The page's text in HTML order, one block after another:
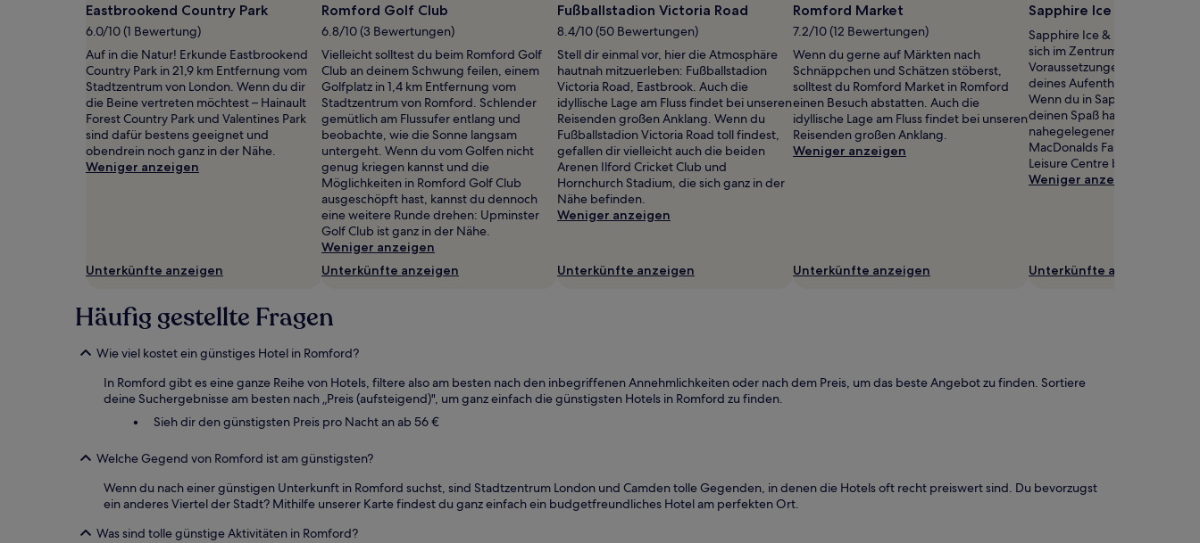
einen
Aufenthalt
mit
1 Übernachtung
von
2 Erwachsenen
gefunden
wurde.
Preise
und
Verfügbarkeiten
zusätzliche
Eastbrookend Country Park
6.0/10 (1 Bewertung)
Auf in die Natur! Erkunde Eastbrookend
Country Park in 21,9 km Entfernung vom
Stadtzentrum von London. Wenn du dir
die Beine vertreten möchtest – Hainault
Forest Country Park und Valentines Park
sind dafür bestens geeignet und
obendrein noch ganz in der Nähe.
Weniger anzeigen
Unterkünfte anzeigen
Romford Golf Club
6.8/10 (3 Bewertungen)
Vielleicht solltest du beim Romford Golf
Club an deinem Schwung feilen, einem
Golfplatz in 1,4 km Entfernung vom
Stadtzentrum von Romford. Schlender
gemütlich am Flussufer entlang und
beobachte, wie die Sonne langsam
untergeht. Wenn du vom Golfen nicht
genug kriegen kannst und die
Möglichkeiten in Romford Golf Club
ausgeschöpft hast, kannst du dennoch
eine weitere Runde drehen: Upminster
Golf Club ist ganz in der Nähe.
Weniger anzeigen
Unterkünfte anzeigen
Fußballstadion Victoria Road
8.4/10 (50 Bewertungen)
Stell dir einmal vor, hier die Atmosphäre
hautnah mitzuerleben: Fußballstadion
Victoria Road, Eastbrook. Auch die
idyllische Lage am Fluss findet bei unseren
Reisenden großen Anklang. Wenn du
Fußballstadion Victoria Road toll findest,
gefallen dir vielleicht auch die beiden
Arenen Ilford Cricket Club und
Hornchurch Stadium, die sich ganz in der
Nähe befinden.
Weniger anzeigen
Unterkünfte anzeigen
Romford Market
7.2/10 (12 Bewertungen)
Wenn du gerne auf Märkten nach
Schnäppchen und Schätzen stöberst,
solltest du Romford Market in Romford
einen Besuch abstatten. Auch die
idyllische Lage am Fluss findet bei unseren
Reisenden großen Anklang.
Weniger anzeigen
Unterkünfte anzeigen
Sapphire Ice & Leisure
Sapphire Ice & Leisure
sich im Zentrum von Romford.
Voraussetzungen also, um
deines Aufenthalts hier
Wenn du in Sapphire Ice &
deinen Spaß hattest, werden
nahegelegenen Attraktionen
MacDonalds Farm und
Leisure Centre begeistern.
Weniger anzeigen
Unterkünfte anzeigen
Häufig gestellte Fragen
Wie viel kostet ein günstiges Hotel in Romford?
In Romford gibt es eine ganze Reihe von Hotels, filtere also am besten nach den inbegriffenen Annehmlichkeiten oder nach dem Preis, um das beste Angebot zu finden. Sortiere
deine Suchergebnisse am besten nach „Preis (aufsteigend)", um ganz einfach die günstigsten Hotels in Romford zu finden.
Sieh dir den günstigsten Preis pro Nacht an ab 56 €
Welche Gegend von Romford ist am günstigsten?
Wenn du nach einer günstigen Unterkunft in Romford suchst, sind Stadtzentrum London und Camden tolle Gegenden, in denen die Hotels oft recht preiswert sind. Du bevorzugst
ein anderes Viertel der Stadt? Mithilfe unserer Karte findest du ganz einfach ein budgetfreundliches Hotel am perfekten Ort.
Was sind tolle günstige Aktivitäten in Romford?